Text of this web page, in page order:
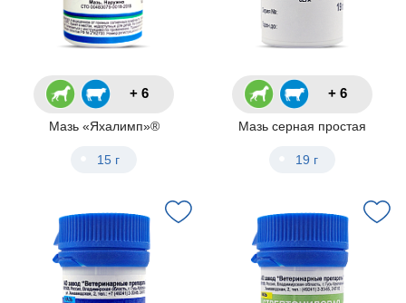
+ 6
Мазь «Яхалимп»®
15 г
+ 6
Мазь серная простая
19 г